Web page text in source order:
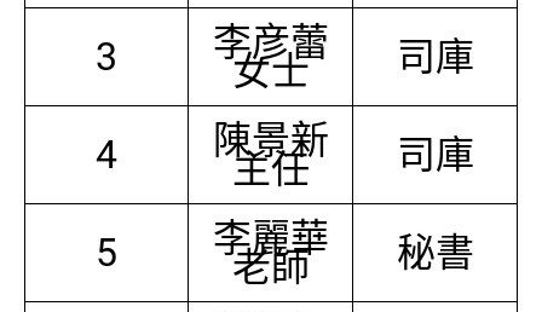
3 李彦蕾
女士 司庫
4 陳景新
主任 司庫
5 李麗華
老師 秘書